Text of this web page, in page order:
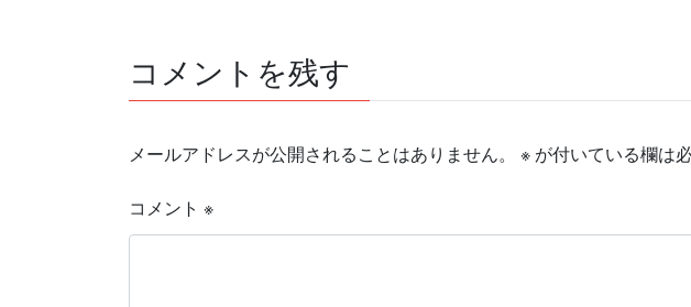
コメントを残す
メールアドレスが公開されることはありません。 ※ が付いている欄は
コメント ※